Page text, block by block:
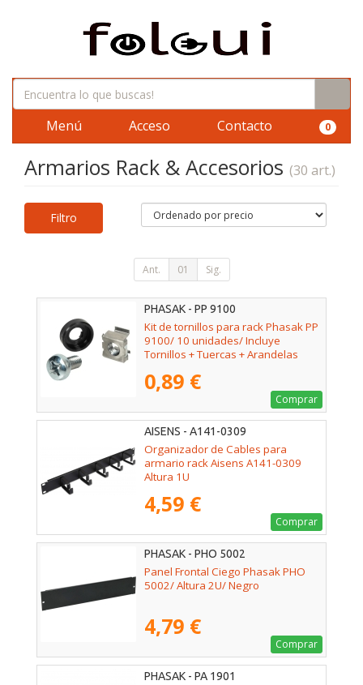
Menú Acceso Contacto 0
Armarios Rack & Accesorios (30 art.)
Filtro
Ant. 01 Sig.
PHASAK - PP 9100
Kit de tornillos para rack Phasak PP
9100/ 10 unidades/ Incluye
Tornillos + Tuercas + Arandelas
0,89 €
Comprar
AISENS - A141-0309
Organizador de Cables para
armario rack Aisens A141-0309
Altura 1U
4,59 €
Comprar
PHASAK - PHO 5002
Panel Frontal Ciego Phasak PHO
5002/ Altura 2U/ Negro
4,79 €
Comprar
PHASAK - PA 1901